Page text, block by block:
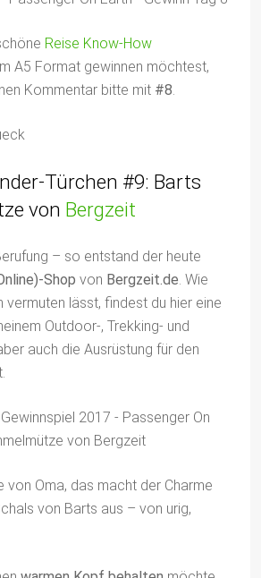
Reise Know-How
A5 Format gewinnen möchtest,
Kommentar bitte mit #8.
Türchen #9: Barts
von Bergzeit
– so entstand der heute
Shop von Bergzeit.de. Wie
vermuten lässt, findest du hier eine
Outdoor-, Trekking- und
auch die Ausrüstung für den
von Oma, das macht der Charme
von Barts aus – von urig,